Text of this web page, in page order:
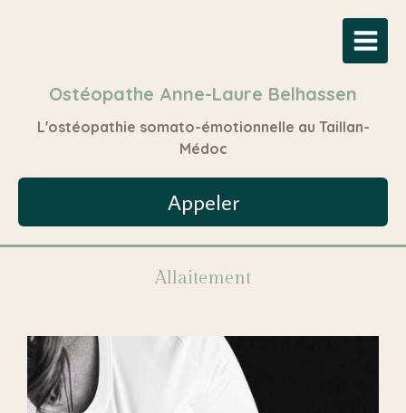
Ostéopathe Anne-Laure Belhassen
L'ostéopathie somato-émotionnelle au Taillan-
Médoc
Appeler
Allaitement